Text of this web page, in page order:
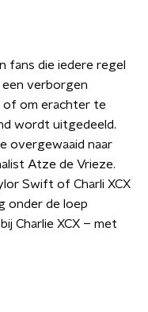
fans die iedere regel
verborgen
of om erachter te
wordt uitgedeeld.
overgewaaid naar
Atze de Vrieze.
Swift of Charli XCX
onder de loep
Charlie XCX – met